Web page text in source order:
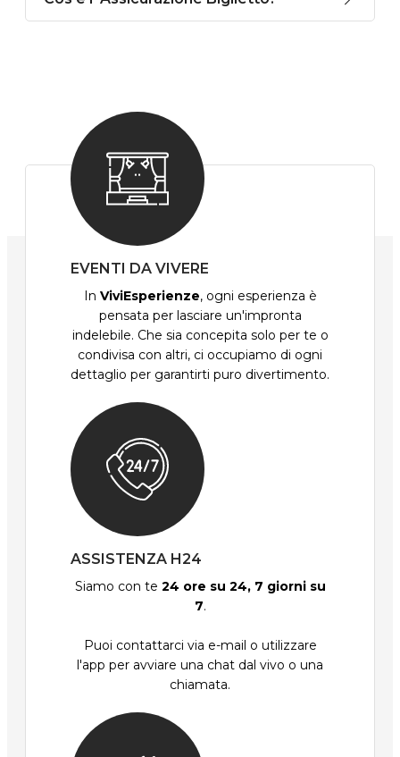
EVENTI DA VIVERE
In ViviEsperienze, ogni esperienza è
pensata per lasciare un'impronta
indelebile. Che sia concepita solo per te o
condivisa con altri, ci occupiamo di ogni
dettaglio per garantirti puro divertimento.
ASSISTENZA H24
Siamo con te 24 ore su 24, 7 giorni su
7.
Puoi contattarci via e-mail o utilizzare
l'app per avviare una chat dal vivo o una
chiamata.